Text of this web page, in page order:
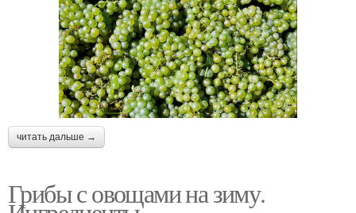
читать дальше →
Грибы с овощами на зиму.